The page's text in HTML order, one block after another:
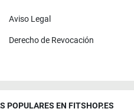
Aviso Legal
Derecho de Revocación
POPULARES EN FITSHOP.ES